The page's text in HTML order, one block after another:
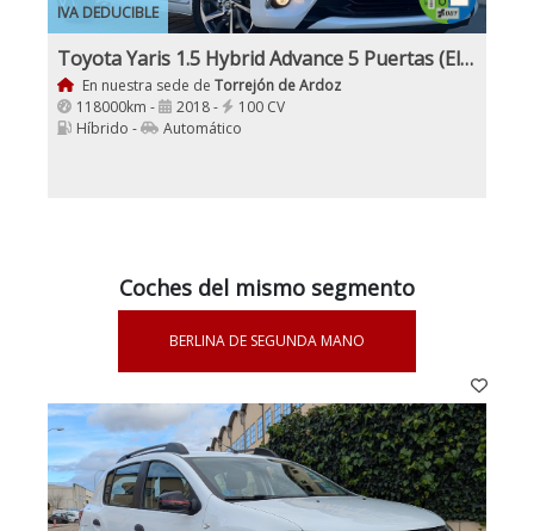
IVA DEDUCIBLE
Toyota Yaris 1.5 Hybrid Advance 5 Puertas (Eléctrico, Gasolina) Etiqueta Eco
En nuestra sede de Torrejón de Ardoz
118000km -
2018 -
100 CV
Híbrido -
Automático
Coches del mismo segmento
BERLINA DE SEGUNDA MANO